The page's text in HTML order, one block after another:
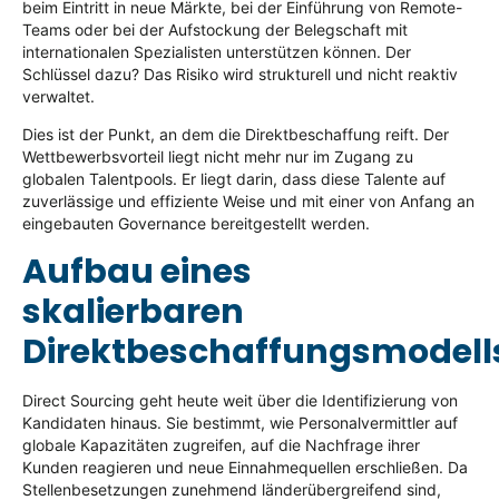
beim Eintritt in neue Märkte, bei der Einführung von Remote-
Teams oder bei der Aufstockung der Belegschaft mit
internationalen Spezialisten unterstützen können. Der
Schlüssel dazu? Das Risiko wird strukturell und nicht reaktiv
verwaltet.
Dies ist der Punkt, an dem die Direktbeschaffung reift. Der
Wettbewerbsvorteil liegt nicht mehr nur im Zugang zu
globalen Talentpools. Er liegt darin, dass diese Talente auf
zuverlässige und effiziente Weise und mit einer von Anfang an
eingebauten Governance bereitgestellt werden.
Aufbau eines
skalierbaren
Direct Sourcing geht heute weit über die Identifizierung von
Kandidaten hinaus. Sie bestimmt, wie Personalvermittler auf
globale Kapazitäten zugreifen, auf die Nachfrage ihrer
Kunden reagieren und neue Einnahmequellen erschließen. Da
Stellenbesetzungen zunehmend länderübergreifend sind,